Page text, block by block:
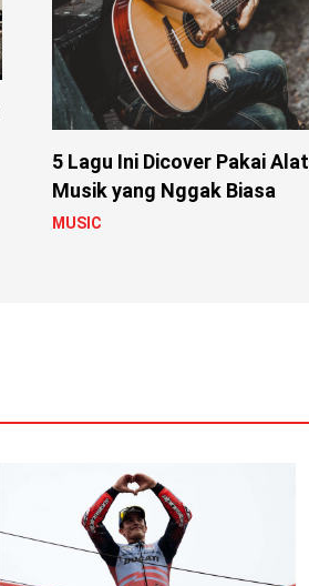
5 Lagu Ini Dicover Pakai Alat
Musik yang Nggak Biasa
MUSIC